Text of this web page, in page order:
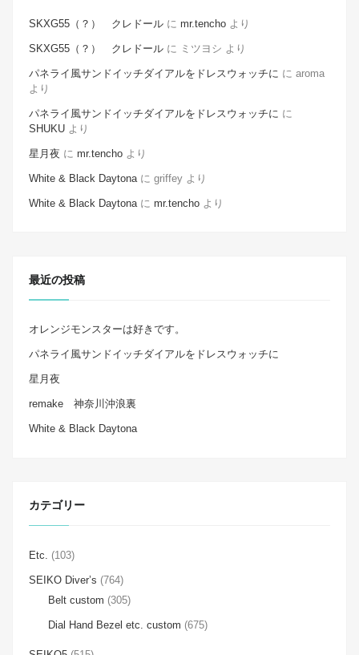
SKXG55（？） クレドール に mr.tencho より
SKXG55（？） クレドール に ミツヨシ より
パネライ風サンドイッチダイアルをドレスウォッチに に aroma
より
パネライ風サンドイッチダイアルをドレスウォッチに に
SHUKU より
星月夜 に mr.tencho より
White & Black Daytona に griffey より
White & Black Daytona に mr.tencho より
最近の投稿
オレンジモンスターは好きです。
パネライ風サンドイッチダイアルをドレスウォッチに
星月夜
remake 神奈川沖浪裏
White & Black Daytona
カテゴリー
Etc. (103)
SEIKO Diver’s (764)
Belt custom (305)
Dial Hand Bezel etc. custom (675)